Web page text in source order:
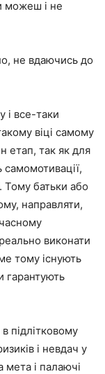
можеш і не
не вдаючись до
і все-таки
віці самому
етап, так як для
Тому батьки або
направляти,
виконати
тому існують
гарантують
підлітковому
і невдач у
і палаючі